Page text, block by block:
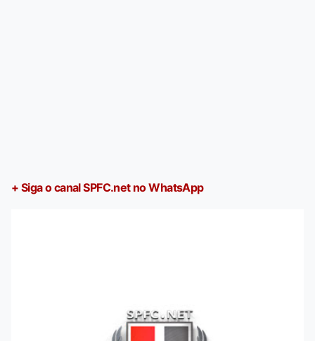
+ Siga o canal SPFC.net no WhatsApp